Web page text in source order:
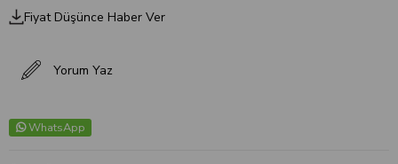
Fiyat Düşünce Haber Ver
Yorum Yaz
WhatsApp